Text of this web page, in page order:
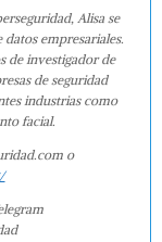
Alisa se
empresariales.
de investigador de
de seguridad
industrias como
facial.
o